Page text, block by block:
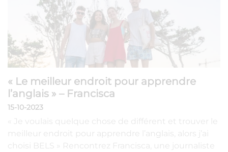
« Le meilleur endroit pour apprendre
l’anglais » – Francisca
15-10-2023
« Je voulais quelque chose de différent et trouver le
meilleur endroit pour apprendre l’anglais, alors j’ai
choisi BELS » Rencontrez Francisca, une journaliste